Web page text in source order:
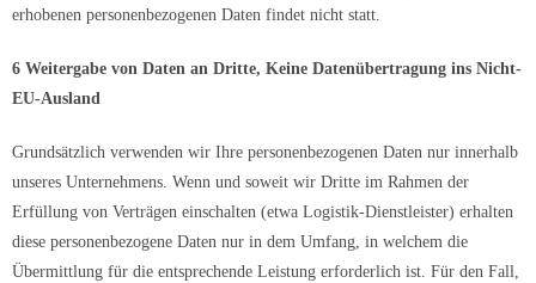
erhobenen personenbezogenen Daten findet nicht statt.
6 Weitergabe von Daten an Dritte, Keine Datenübertragung ins Nicht-
EU-Ausland
Grundsätzlich verwenden wir Ihre personenbezogenen Daten nur innerhalb
unseres Unternehmens. Wenn und soweit wir Dritte im Rahmen der
Erfüllung von Verträgen einschalten (etwa Logistik-Dienstleister) erhalten
diese personenbezogene Daten nur in dem Umfang, in welchem die
Übermittlung für die entsprechende Leistung erforderlich ist. Für den Fall,